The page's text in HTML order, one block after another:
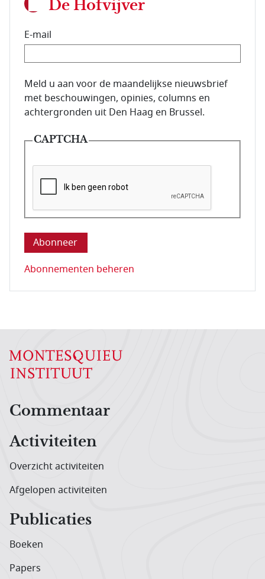
De Hofvijver
E-mail
E-mailadres van de abonnee.
Meld u aan voor de maandelijkse nieuwsbrief
met beschouwingen, opinies, columns en
achtergronden uit Den Haag en Brussel.
CAPTCHA
Deze vraag is om te controleren dat u een mens
Abonnementen beheren
Hoofdnavigatiemenu
Commentaar
Activiteiten
Overzicht activiteiten
Afgelopen activiteiten
Publicaties
Boeken
Papers